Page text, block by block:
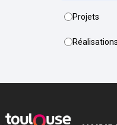
Projets
Réalisations